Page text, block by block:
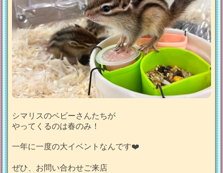
シマリスのベビーさんたちが
やってくるのは春のみ！
一年に一度の大イベントなんです❤️
ぜひ、お問い合わせご来店